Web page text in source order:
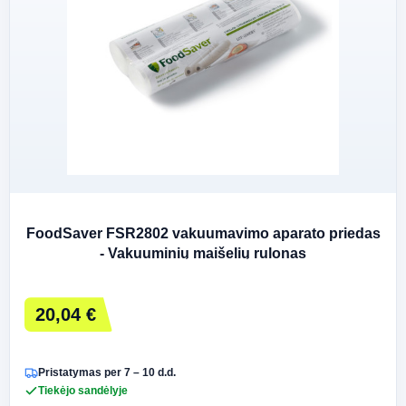
FoodSaver FSR2802 vakuumavimo aparato priedas
- Vakuuminių maišelių rulonas
20,04 €
Pristatymas per 7 – 10 d.d.
Tiekėjo sandėlyje